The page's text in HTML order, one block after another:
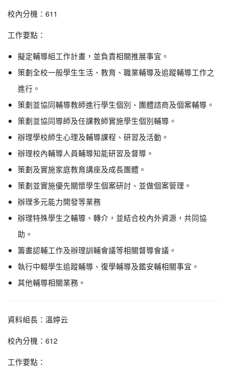
校內分機：611
工作要點：
擬定輔導組工作計畫，並負責相關推展事宜。
策劃全校一般學生生活、教育、職業輔導及追蹤輔導工作之
進行。
策劃並協同輔導教師進行學生個別、團體諮商及個案輔導。
策劃並協同導師及任課教師實施學生個別輔導。
辦理學校師生心理及輔導課程、研習及活動。
辦理校內輔導人員輔導知能研習及督導。
策劃及實施家庭教育講座及成長團體。
策劃並實施優先關懷學生個案研討、並做個案管理。
辦理多元能力開發等業務
辦理特殊學生之輔導、轉介，並結合校內外資源，共同協
助。
籌畫認輔工作及辦理訓輔會議等相關督導會議。
執行中輟學生追蹤輔導、復學輔導及鑑安輔相關事宜。
其他輔導相關業務。
資料組長：溫婷云
校內分機：612
工作要點：